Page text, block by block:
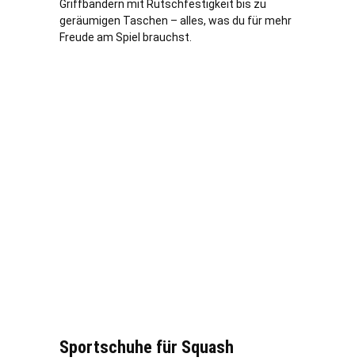
Griffbändern mit Rutschfestigkeit bis zu
geräumigen Taschen – alles, was du für mehr
Freude am Spiel brauchst.
Sportschuhe für Squash